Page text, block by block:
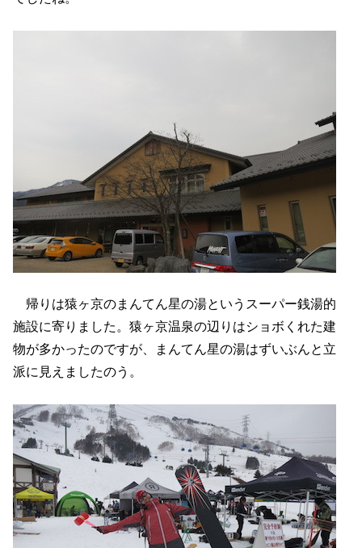
帰りは猿ヶ京のまんてん星の湯というスーパー銭湯的
施設に寄りました。猿ヶ京温泉の辺りはショボくれた建
物が多かったのですが、まんてん星の湯はずいぶんと立
派に見えましたのう。